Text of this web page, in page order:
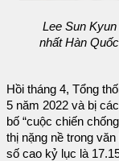
Lee Sun
nhất Hàn
Hồi tháng 4, Tổng
5 năm 2022 và bị
bố “cuộc chiến
thị nặng nề trong
số cao kỷ lục là